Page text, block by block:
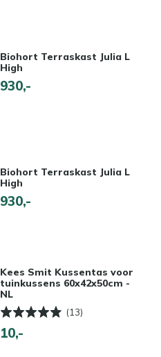
Biohort Terraskast Julia L
High
930,-
Biohort Terraskast Julia L
High
930,-
Kees Smit Kussentas voor
tuinkussens 60x42x50cm -
NL
(13)
10,-